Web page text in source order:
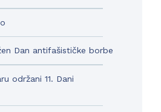
Dan antifašističke borbe
održani 11. Dani